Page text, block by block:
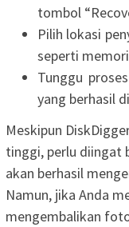
tombol
Pilih lokasi
seperti
Tunggu
yang berhasil
Meskipun
tinggi, perlu diingat
akan berhasil
Namun, jika Anda
mengembalikan